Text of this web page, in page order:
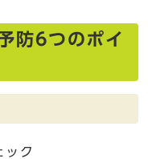
防6つのポイ
ック